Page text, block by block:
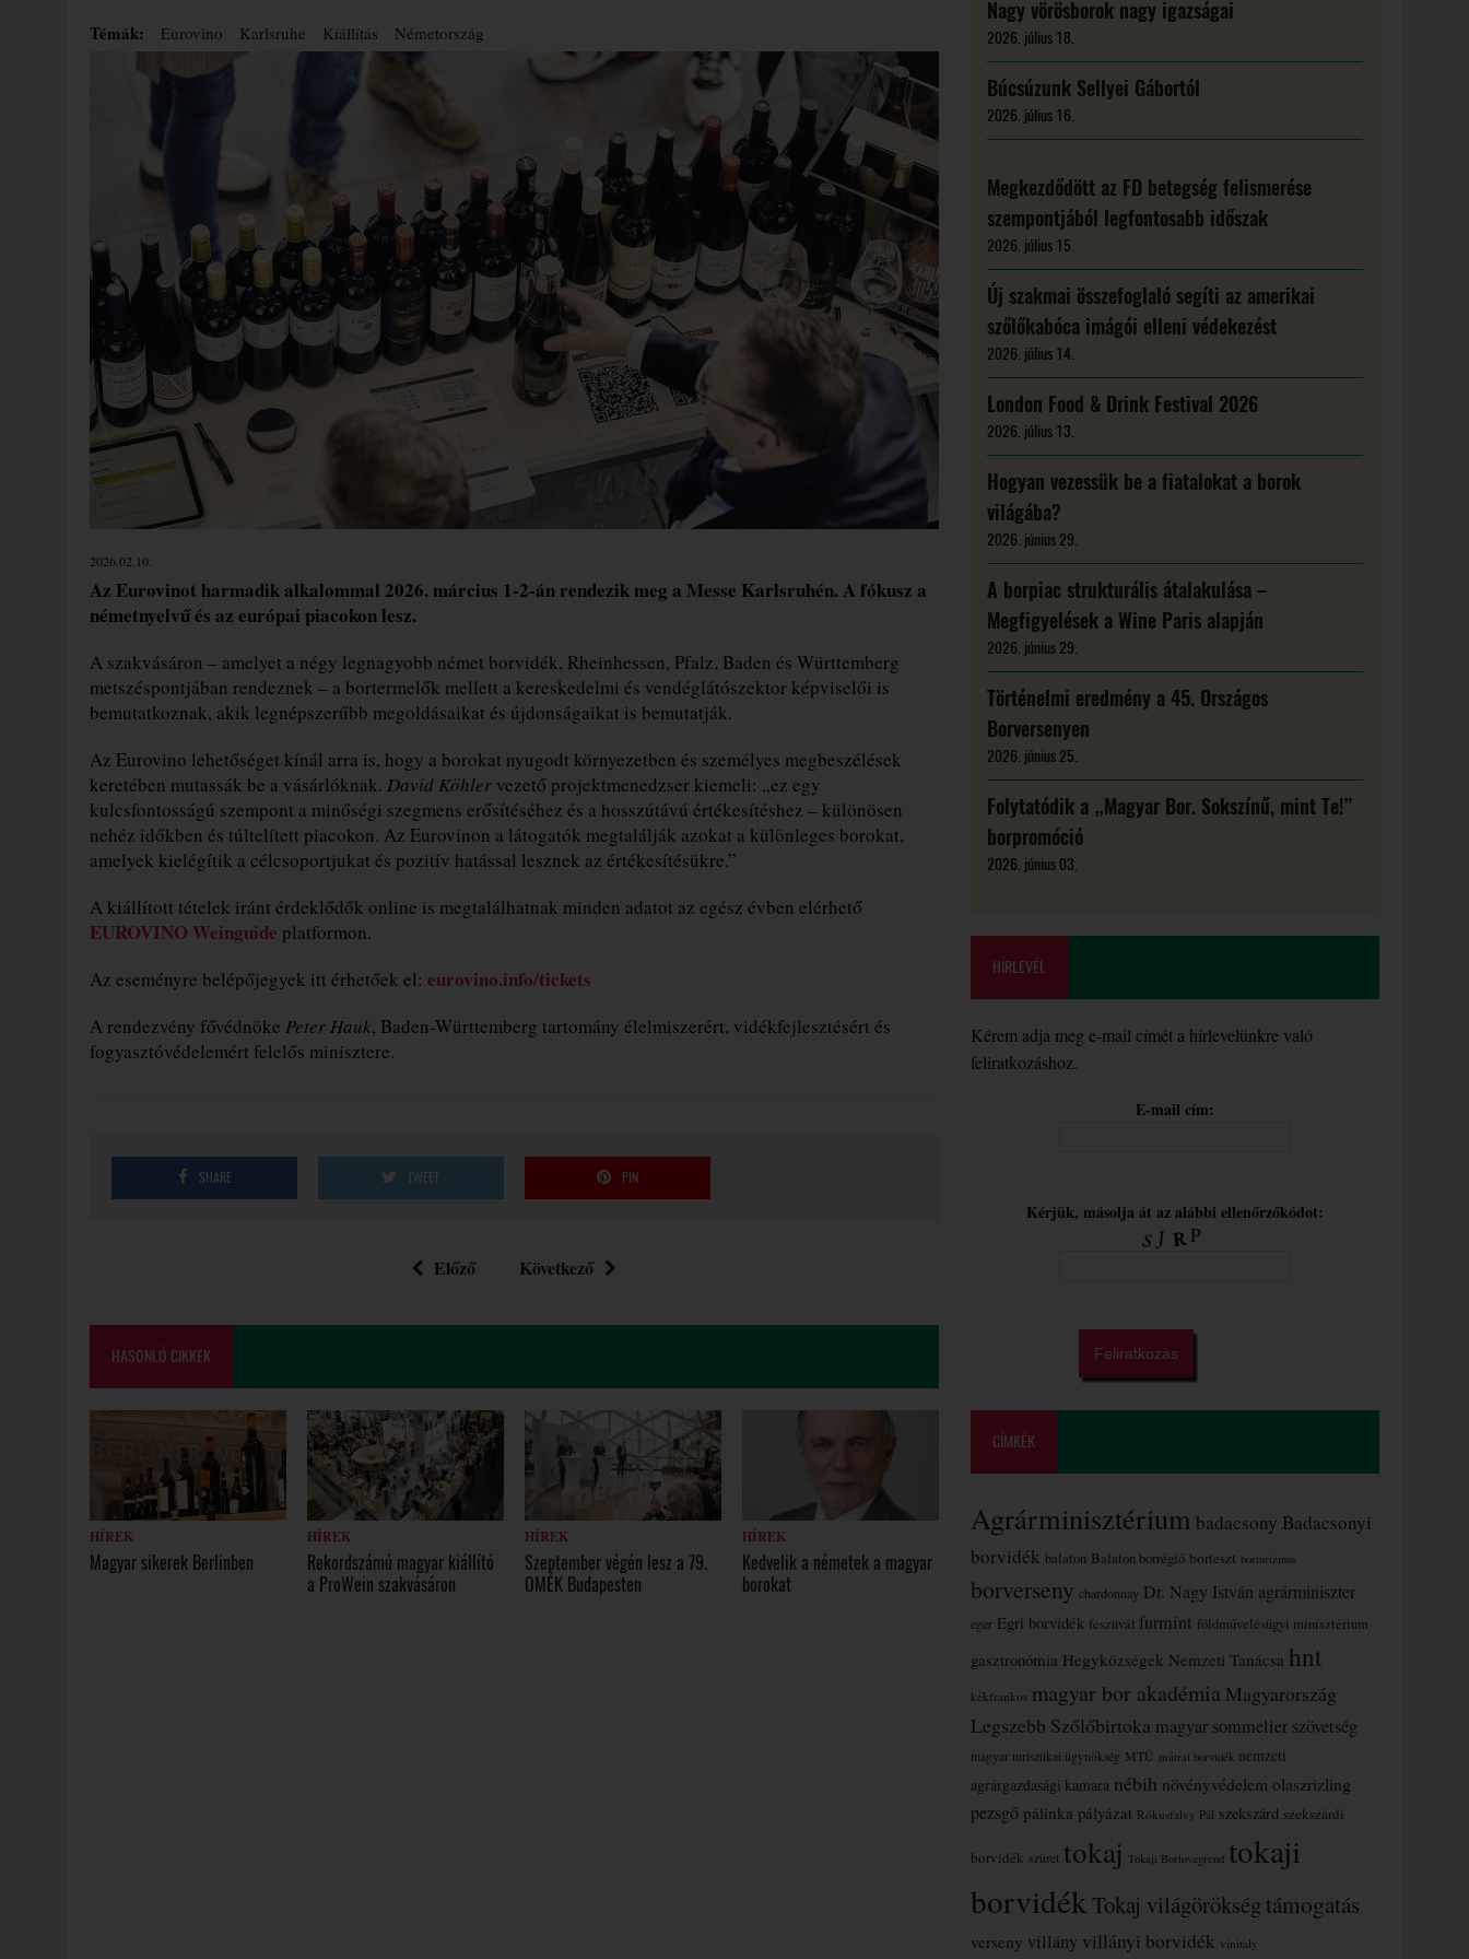
Témák: Eurovino Karlsruhe Kiállítás Németország
2026.02.10.
Az Eurovinot harmadik alkalommal 2026. március 1-2-án rendezik meg a Messe Karlsruhén. A fókusz a
németnyelvű és az európai piacokon lesz.
A szakvásáron – amelyet a négy legnagyobb német borvidék, Rheinhessen, Pfalz, Baden és Württemberg
metszéspontjában rendeznek – a bortermelők mellett a kereskedelmi és vendéglátószektor képviselői is
bemutatkoznak, akik legnépszerűbb megoldásaikat és újdonságaikat is bemutatják.
Az Eurovino lehetőséget kínál arra is, hogy a borokat nyugodt környezetben és személyes megbeszélések
keretében mutassák be a vásárlóknak. David Köhler vezető projektmenedzser kiemeli: „ez egy
kulcsfontosságú szempont a minőségi szegmens erősítéséhez és a hosszútávú értékesítéshez – különösen
nehéz időkben és túltelített piacokon. Az Eurovinon a látogatók megtalálják azokat a különleges borokat,
amelyek kielégítik a célcsoportjukat és pozitív hatással lesznek az értékesítésükre.”
A kiállított tételek iránt érdeklődők online is megtalálhatnak minden adatot az egész évben elérhető
EUROVINO Weinguide platformon.
Az eseményre belépőjegyek itt érhetőek el: eurovino.info/tickets
A rendezvény fővédnöke Peter Hauk, Baden-Württemberg tartomány élelmiszerért, vidékfejlesztésért és
fogyasztóvédelemért felelős minisztere.
SHARE TWEET PIN
Előző Következő
HASONLÓ CIKKEK
HÍREK
Magyar sikerek Berlinben
HÍREK
Rekordszámú magyar kiállító
a ProWein szakvásáron
HÍREK
Szeptember végén lesz a 79.
OMÉK Budapesten
HÍREK
Kedvelik a németek a magyar
borokat
Nagy vörösborok nagy igazságai
2026. július 18.
Búcsúzunk Sellyei Gábortól
2026. július 16.
Megkezdődött az FD betegség felismerése
szempontjából legfontosabb időszak
2026. július 15.
Új szakmai összefoglaló segíti az amerikai
szőlőkabóca imágói elleni védekezést
2026. július 14.
London Food & Drink Festival 2026
2026. július 13.
Hogyan vezessük be a fiatalokat a borok
világába?
2026. június 29.
A borpiac strukturális átalakulása –
Megfigyelések a Wine Paris alapján
2026. június 29.
Történelmi eredmény a 45. Országos
Borversenyen
2026. június 25.
Folytatódik a „Magyar Bor. Sokszínű, mint Te!”
borpromóció
2026. június 03.
HÍRLEVÉL
Kérem adja meg e-mail címét a hírlevelünkre való
feliratkozáshoz.
E-mail cím:
Kérjük, másolja át az alábbi ellenőrzőkódot:
CÍMKÉK
Agrárminisztérium badacsony Badacsonyi
borvidék balaton Balaton borrégió borteszt borturizmus
borverseny chardonnay Dr. Nagy István agrárminiszter
eger Egri borvidék fesztivál furmint földművelésügyi minisztérium
gasztronómia Hegyközségek Nemzeti Tanácsa hnt
kékfrankos magyar bor akadémia Magyarország
Legszebb Szőlőbirtoka magyar sommelier szövetség
magyar turisztikai ügynökség MTÜ mátrai borvidék nemzeti
agrárgazdasági kamara nébih növényvédelem olaszrizling
pezsgő pálinka pályázat Rókusfalvy Pál szekszárd szekszárdi
borvidék szüret tokaj Tokaji Borlovagrend tokaji
borvidékTokaj világörökségtámogatás
verseny villány villányi borvidék vinitaly